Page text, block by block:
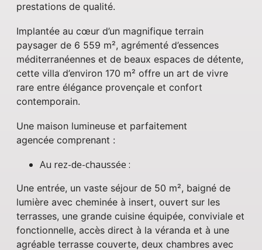
prestations de qualité.
Implantée au cœur d’un magnifique terrain
paysager de 6 559 m², agrémenté d’essences
méditerranéennes et de beaux espaces de détente,
cette villa d’environ 170 m² offre un art de vivre
rare entre élégance provençale et confort
contemporain.
Une maison lumineuse et parfaitement
agencée comprenant :
Au rez-de-chaussée :
Une entrée, un vaste séjour de 50 m², baigné de
lumière avec cheminée à insert, ouvert sur les
terrasses, une grande cuisine équipée, conviviale et
fonctionnelle, accès direct à la véranda et à une
agréable terrasse couverte, deux chambres avec